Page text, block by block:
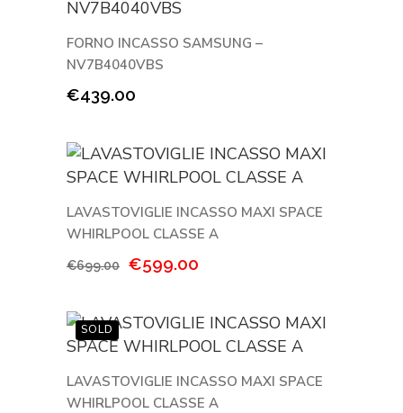
FORNO INCASSO SAMSUNG –
NV7B4040VBS
€439.00
LAVASTOVIGLIE INCASSO MAXI SPACE
WHIRLPOOL CLASSE A
€699.00
Il
era:
€699.00.
€599.00
è:
€599.00.
LAVASTOVIGLIE INCASSO MAXI SPACE
WHIRLPOOL CLASSE A